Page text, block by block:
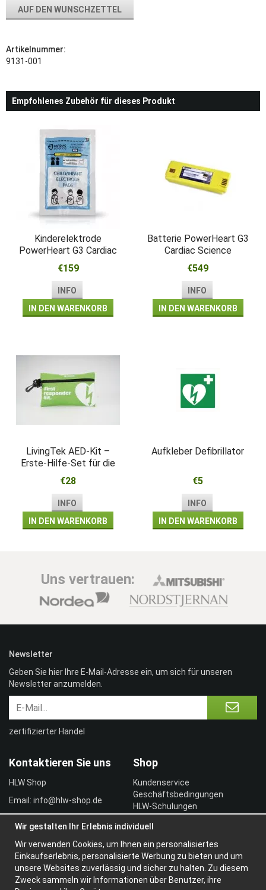
AUF DEN WUNSCHZETTEL
Artikelnummer:
9131-001
Empfohlenes Zubehör für dieses Produkt
Kinderelektrode
PowerHeart G3 Cardiac
Science
€159
INFO
IN DEN WARENKORB
Batterie PowerHeart G3
Cardiac Science
€549
INFO
IN DEN WARENKORB
LivingTek AED-Kit –
Erste-Hilfe-Set für die
Wiederbelebung
€28
INFO
IN DEN WARENKORB
Aufkleber Defibrillator
€5
INFO
IN DEN WARENKORB
Uns vertrauen:
Kontaktieren Sie uns
HLW Shop
Email: info@hlw-shop.de
Shop
Kundenservice
Geschäftsbedingungen
HLW-Schulungen
Einloggen
Information
Über uns
Widerrufsbelehrung
Newsletter
Geben Sie hier Ihre E-Mail-Adresse ein, um sich für unseren
Newsletter anzumelden.
zertifizierter Handel
Wir gestalten Ihr Erlebnis individuell
Wir verwenden Cookies, um Ihnen ein personalisiertes
Einkaufserlebnis, personalisierte Werbung zu bieten und um
unsere Websites zuverlässig und sicher zu halten. Zu diesem
Zweck sammeln wir Informationen über Benutzer, ihre